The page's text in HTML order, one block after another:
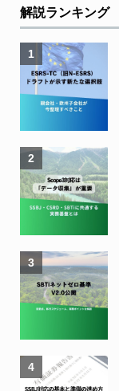
解説ランキング
1
2
3
4